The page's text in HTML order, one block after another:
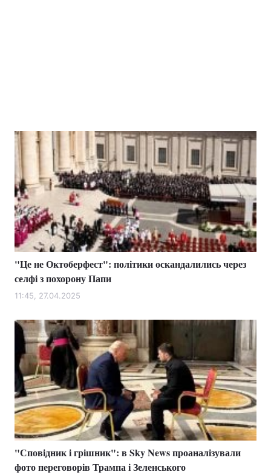
"Це не Октоберфест": політики оскандалились через
селфі з похорону Папи
11:45, 27.04.2025
"Сповідник і грішник": в Sky News проаналізували
фото переговорів Трампа і Зеленського